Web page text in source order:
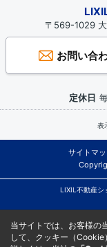
〒569-1029
お問い合
定休日
表
サイトマ
LIXIL不動産シ
当サイトでは、お客様の
して、クッキー（Cookie